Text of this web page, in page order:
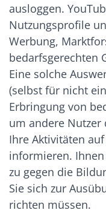
ausloggen.
Nutzungsprofile
Werbung,
bedarfsgerechten
Eine solche
(selbst für nicht
Erbringung von
um andere Nutzer
Ihre Aktivitäten
informieren.
zu gegen die
Sie sich zur
richten müssen.